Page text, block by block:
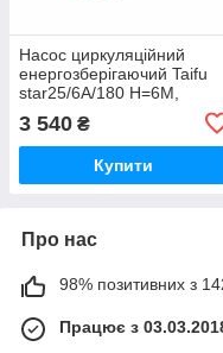
Насос циркуляційний
енергозберігаючий Taifu
star25/6A/180 Н=6М,
кабелем та гайками)
(TF0083)
3 540 ₴
Купити
Про нас
98% позитивних з 142
Працює з